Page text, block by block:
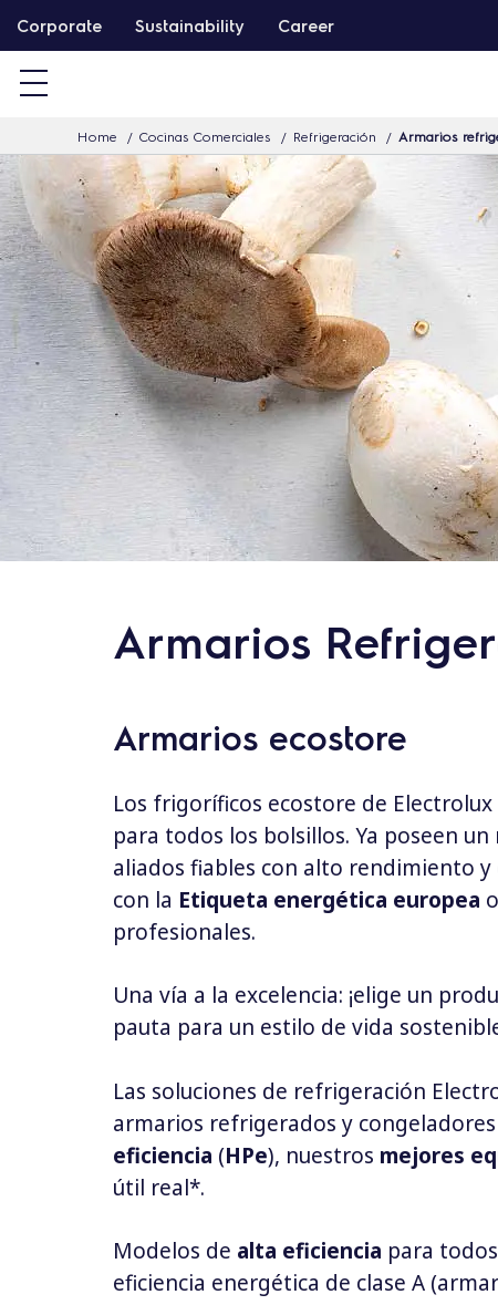
a
r
a
l
c
o
n
t
e
n
i
d
Corporate Sustainability Career
Home Cocinas Comerciales Refrigeración Armarios
Armarios
Armarios ecostore
Los frigoríficos ecostore de
para todos los bolsillos. Ya poseen
aliados fiables con alto rendimiento
con la Etiqueta energética europea
profesionales.
Una vía a la excelencia: ¡elige un
pauta para un estilo de vida
Las soluciones de refrigeración
armarios refrigerados y
eficiencia (HPe), nuestros mejores
útil real*.
Modelos de alta eficiencia para
eficiencia energética de clase A